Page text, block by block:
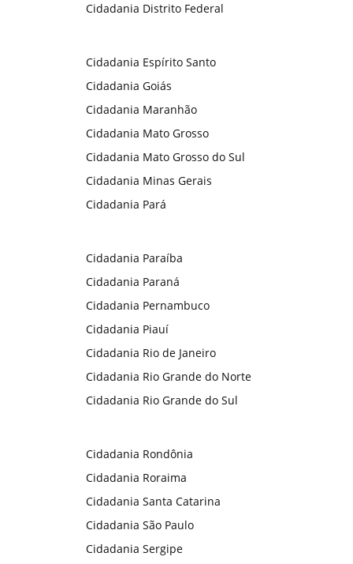
Cidadania Distrito Federal
Cidadania Espírito Santo
Cidadania Goiás
Cidadania Maranhão
Cidadania Mato Grosso
Cidadania Mato Grosso do Sul
Cidadania Minas Gerais
Cidadania Pará
Cidadania Paraíba
Cidadania Paraná
Cidadania Pernambuco
Cidadania Piauí
Cidadania Rio de Janeiro
Cidadania Rio Grande do Norte
Cidadania Rio Grande do Sul
Cidadania Rondônia
Cidadania Roraima
Cidadania Santa Catarina
Cidadania São Paulo
Cidadania Sergipe